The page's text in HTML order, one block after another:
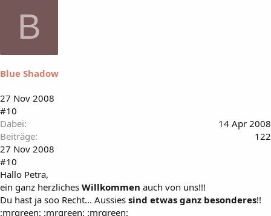
B
Blue Shadow
27 Nov 2008
#10
Dabei
14 Apr 2008
Beiträge
122
27 Nov 2008
#10
Hallo Petra,
ein ganz herzliches Willkommen auch von uns!!!
Du hast ja soo Recht... Aussies sind etwas ganz besonderes!!
:mrgreen: :mrgreen: :mrgreen: